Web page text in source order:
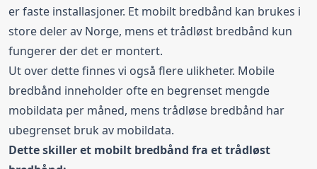
er faste installasjoner. Et mobilt bredbånd kan brukes i
store deler av Norge, mens et trådløst bredbånd kun
fungerer der det er montert.
Ut over dette finnes vi også flere ulikheter. Mobile
bredbånd inneholder ofte en begrenset mengde
mobildata per måned, mens trådløse bredbånd har
ubegrenset bruk av mobildata.
Dette skiller et mobilt bredbånd fra et trådløst